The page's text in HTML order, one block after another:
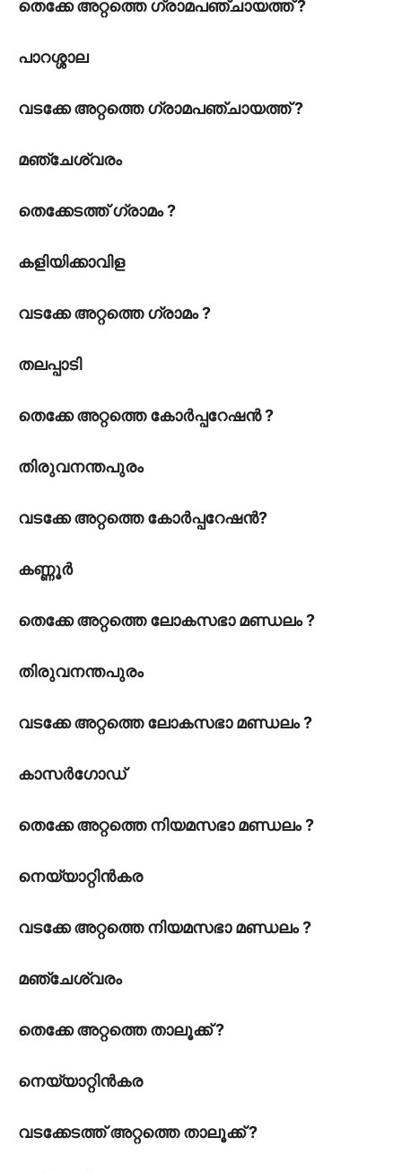
തെക്കേ അറ്റത്തെ ഗ്രാമപഞ്ചായത്ത് ?
പാറശ്ശാല
വടക്കേ അറ്റത്തെ ഗ്രാമപഞ്ചായത്ത് ?
മഞ്ചേശ്വരം
തെക്കേടത്ത് ഗ്രാമം ?
കളിയിക്കാവിള
വടക്കേ അറ്റത്തെ ഗ്രാമം ?
തലപ്പാടി
തെക്കേ അറ്റത്തെ കോർപ്പറേഷൻ ?
തിരുവനന്തപുരം
വടക്കേ അറ്റത്തെ കോർപ്പറേഷൻ?
കണ്ണൂർ
തെക്കേ അറ്റത്തെ ലോകസഭാ മണ്ഡലം ?
തിരുവനന്തപുരം
വടക്കേ അറ്റത്തെ ലോകസഭാ മണ്ഡലം ?
കാസർഗോഡ്
തെക്കേ അറ്റത്തെ നിയമസഭാ മണ്ഡലം ?
നെയ്യാറ്റിൻകര
വടക്കേ അറ്റത്തെ നിയമസഭാ മണ്ഡലം ?
മഞ്ചേശ്വരം
തെക്കേ അറ്റത്തെ താലൂക്ക് ?
നെയ്യാറ്റിൻകര
വടക്കേടത്ത് അറ്റത്തെ താലൂക്ക് ?